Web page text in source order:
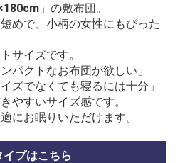
」の敷布団。
めで、小柄の女性にもぴった
サイズです。
パクトなお布団が欲しい」
ズでなくても寝るには十分」
やすいサイズ感です。
にお眠りいただけます。
イプはこちら